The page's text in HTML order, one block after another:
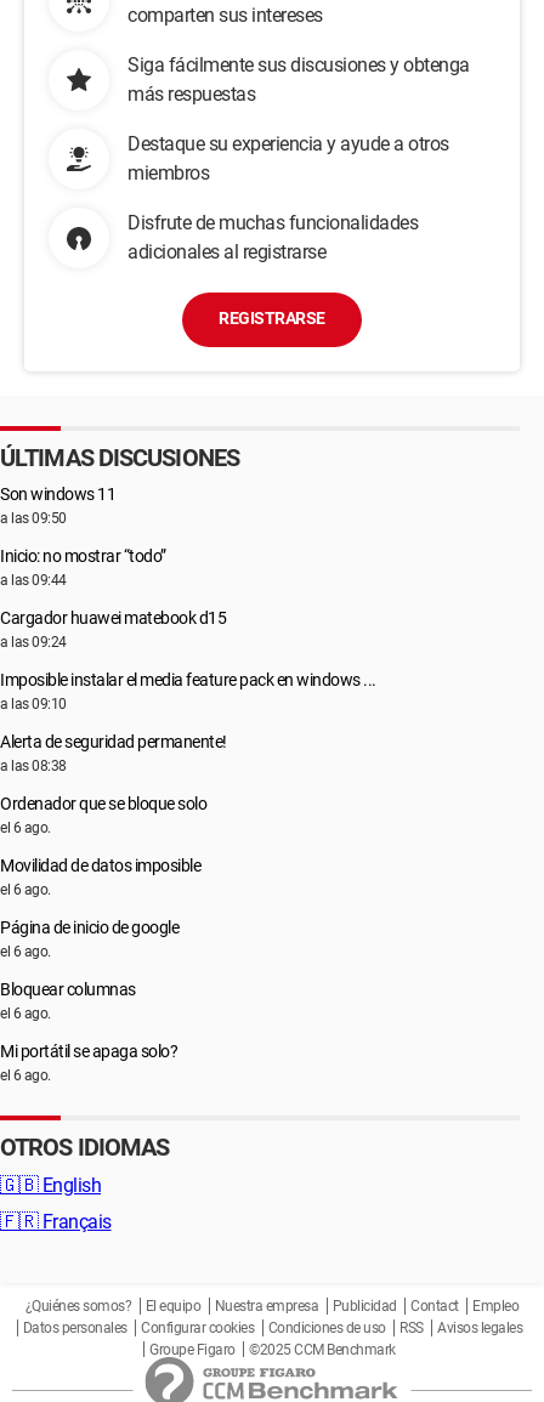
comparten sus intereses
Siga fácilmente sus discusiones y obtenga
más respuestas
Destaque su experiencia y ayude a otros
miembros
Disfrute de muchas funcionalidades
adicionales al registrarse
REGISTRARSE
ÚLTIMAS DISCUSIONES
Son windows 11
a las 09:50
Inicio: no mostrar “todo”
a las 09:44
Cargador huawei matebook d15
a las 09:24
Imposible instalar el media feature pack en windows ...
a las 09:10
Alerta de seguridad permanente!
a las 08:38
Ordenador que se bloque solo
el 6 ago.
Movilidad de datos imposible
el 6 ago.
Página de inicio de google
el 6 ago.
Bloquear columnas
el 6 ago.
Mi portátil se apaga solo?
el 6 ago.
OTROS IDIOMAS
🇬🇧 English
🇫🇷 Français
¿Quiénes somos? El equipo Nuestra empresa Publicidad Contact
Empleo
Datos personales
Configurar cookies Condiciones de uso RSS
Avisos legales
Groupe Figaro
©2025 CCM Benchmark